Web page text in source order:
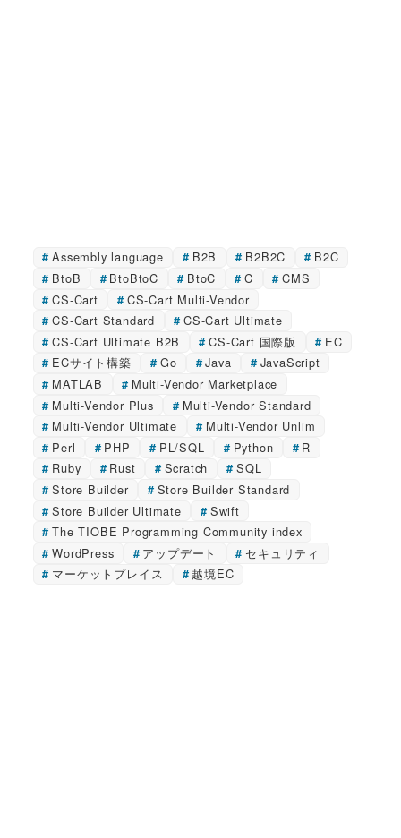
Assembly language B2B B2B2C
B2C
BtoB
BtoBtoC BtoC C
CMS
CS-Cart
CS-Cart Multi-Vendor
CS-Cart Standard
CS-Cart Ultimate
CS-Cart Ultimate B2B
CS-Cart 国際版
EC
ECサイト構築
Go Java
JavaScript
MATLAB
Multi-Vendor Marketplace
Multi-Vendor Plus
Multi-Vendor Standard
Multi-Vendor Ultimate
Multi-Vendor Unlim
Perl
PHP PL/SQL Python
R
Ruby
Rust Scratch
SQL
Store Builder
Store Builder Standard
Store Builder Ultimate
Swift
The TIOBE Programming Community index
WordPress
アップデート
セキュリティ
マーケットプレイス
越境EC